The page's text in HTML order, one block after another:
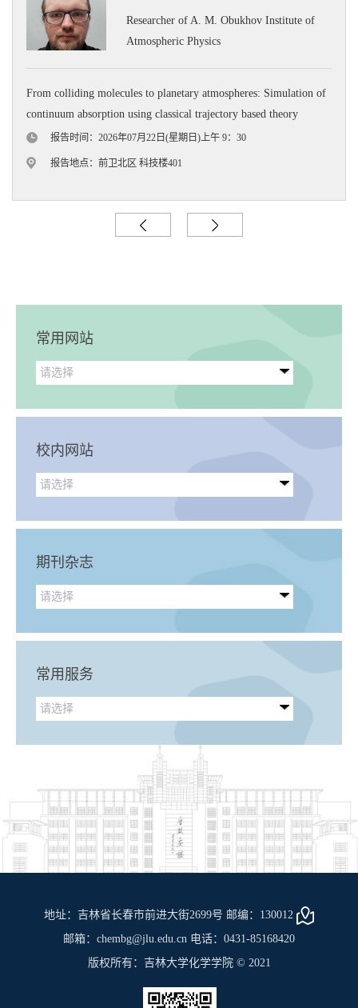
Researcher of A. M. Obukhov Institute of
Atmospheric Physics
From colliding molecules to planetary atmospheres: Simulation of
continuum absorption using classical trajectory based theory
报告时间：2026年07月22日(星期日)上午 9：30
报告地点：前卫北区 科技楼401
常用网站
请选择
校内网站
请选择
期刊杂志
请选择
常用服务
请选择
地址：吉林省长春市前进大街2699号 邮编：130012
邮箱：chembg@jlu.edu.cn 电话：0431-85168420
版权所有：吉林大学化学学院 © 2021